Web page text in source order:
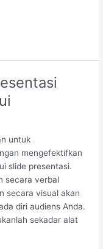
untuk
mengefektifkan
slide presentasi.
secara verbal
secara visual akan
diri audiens Anda.
sekadar alat